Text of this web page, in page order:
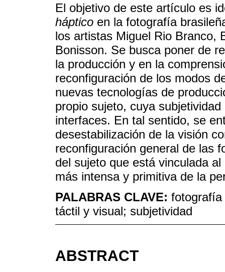
El objetivo de este artículo es
háptico en la fotografía
los artistas Miguel Rio Branco,
Bonisson. Se busca poner de
la producción y en la
reconfiguración de los modos
nuevas tecnologías de
propio sujeto, cuya
interfaces. En tal sentido, se
desestabilización de la visión
reconfiguración general de las
del sujeto que está vinculada
más intensa y primitiva de la
PALABRAS CLAVE: fotografía
táctil y visual; subjetividad
ABSTRACT